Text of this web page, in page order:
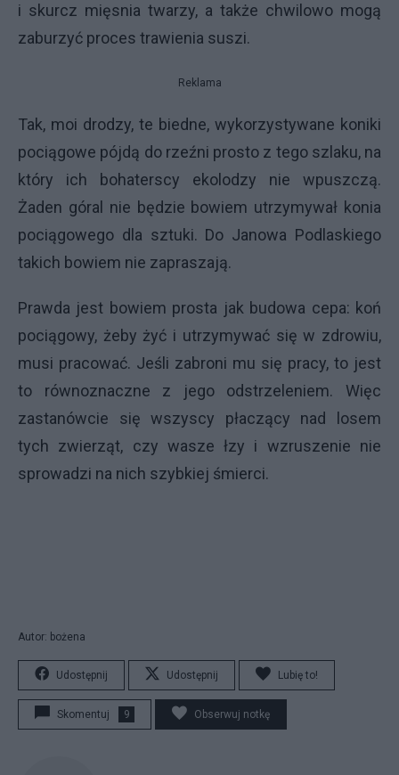
i skurcz mięsnia twarzy, a także chwilowo mogą
zaburzyć proces trawienia suszi.
Reklama
Tak, moi drodzy, te biedne, wykorzystywane koniki
pociągowe pójdą do rzeźni prosto z tego szlaku, na
który ich bohaterscy ekolodzy nie wpuszczą.
Żaden góral nie będzie bowiem utrzymywał konia
pociągowego dla sztuki. Do Janowa Podlaskiego
takich bowiem nie zapraszają.
Prawda jest bowiem prosta jak budowa cepa: koń
pociągowy, żeby żyć i utrzymywać się w zdrowiu,
musi pracować. Jeśli zabroni mu się pracy, to jest
to równoznaczne z jego odstrzeleniem. Więc
zastanówcie się wszyscy płaczący nad losem
tych zwierząt, czy wasze łzy i wzruszenie nie
sprowadzi na nich szybkiej śmierci.
Autor: bożena
Udostępnij Udostępnij Lubię to!
Skomentuj 9 Obserwuj notkę